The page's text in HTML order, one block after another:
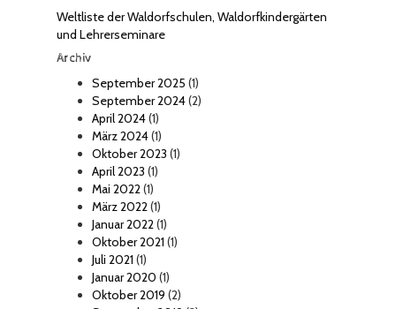
Weltliste der Waldorfschulen, Waldorfkindergärten
und Lehrerseminare
Archiv
September 2025 (1)
September 2024(2)
April 2024(1)
März 2024(1)
Oktober 2023 (1)
April 2023 (1)
Mai 2022(1)
März 2022(1)
Januar 2022(1)
Oktober 2021 (1)
Juli 2021 (1)
Januar 2020 (1)
Oktober 2019 (2)